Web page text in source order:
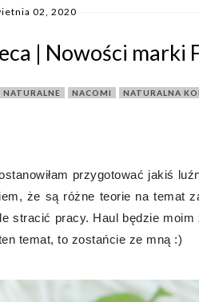
02, 2020
| Nowości marki
NACOMI NATURALNA
przygotować jakiś
że są różne teorie na temat
pracy. Haul będzie moim
temat, to zostańcie ze mną :)